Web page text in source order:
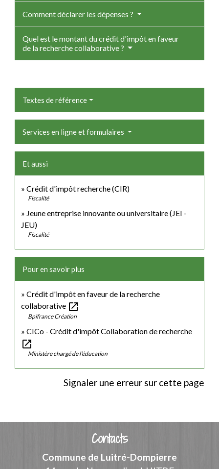
Comment déclarer les dépenses ?
Quel est le montant du crédit d'impôt en faveur
de la recherche collaborative ?
Textes de référence
Services en ligne et formulaires
Et aussi
Crédit d'impôt recherche (CIR)
Fiscalité
Jeune entreprise innovante ou universitaire (JEI -
JEU)
Fiscalité
Pour en savoir plus
Crédit d'impôt en faveur de la recherche
collaborative open_in_new
Bpifrance Création
CICo - Crédit d'impôt Collaboration de recherche
open_in_new
Ministère chargé de l'éducation
Signaler une erreur sur cette page
Contacts
Commune de Luitré-Dompierre